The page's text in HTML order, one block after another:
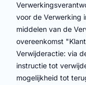
voor de Verwerking
middelen van de
overeenkomst
Verwijderactie: via
instructie tot
mogelijkheid tot